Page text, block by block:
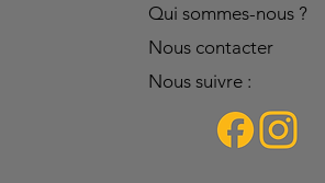
Qui sommes-nous ?
Nous contacter
Nous suivre :